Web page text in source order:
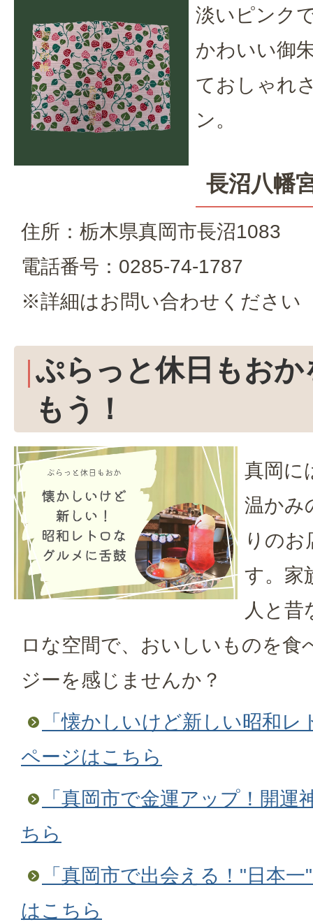
淡いピンク
かわいい御
ておしゃれ
ン。
長沼八幡
住所：栃木県真岡市長沼1083
電話番号：0285-74-1787
※詳細はお問い合わせください
ぷらっと休日もお
もう！
真岡に
温かみ
りの
す。家
人と昔
ロな空間で、おいしいものを食
ジーを感じませんか？
「懐かしいけど新しい昭和
ページはこちら
「真岡市で金運アップ！開運
ちら
「真岡市で出会える！"日本
はこちら